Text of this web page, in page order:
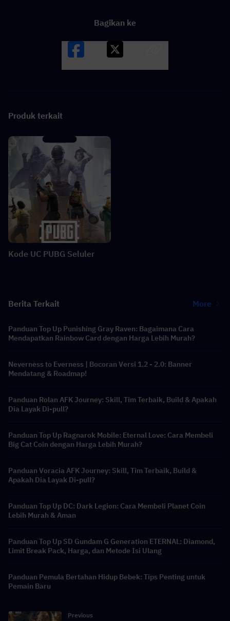
Bagikan ke
Produk terkait
Kode UC PUBG Seluler
Berita Terkait More
Panduan Top Up Punishing Gray Raven: Bagaimana Cara
Mendapatkan Rainbow Card dengan Harga Lebih Murah?
Neverness to Everness | Bocoran Versi 1.2 - 2.0: Banner
Mendatang & Roadmap!
Panduan Rolan AFK Journey: Skill, Tim Terbaik, Build & Apakah
Dia Layak Di-pull?
Panduan Top Up Ragnarok Mobile: Eternal Love: Cara Membeli
Big Cat Coin dengan Harga Lebih Murah?
Panduan Voracia AFK Journey: Skill, Tim Terbaik, Build &
Apakah Dia Layak Di-pull?
Panduan Top Up DC: Dark Legion: Cara Membeli Planet Coin
Lebih Murah & Aman
Panduan Top Up SD Gundam G Generation ETERNAL: Diamond,
Limit Break Pack, Harga, dan Metode Isi Ulang
Panduan Pemula Bertahan Hidup Bebek: Tips Penting untuk
Pemain Baru
Previous